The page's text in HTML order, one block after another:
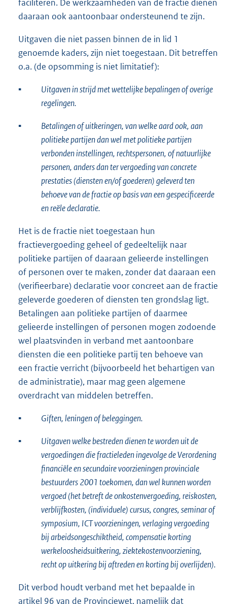
faciliteren. De werkzaamheden van de fractie dienen
daaraan ook aantoonbaar ondersteu­nend te zijn.
Uitgaven die niet passen binnen de in lid 1
genoemde kaders, zijn niet toegestaan. Dit betreffen
o.a. (de opsomming is niet limitatief):
▪︎
Uitgaven in strijd met wettelijke bepalingen of overige
regelingen.
▪︎
Betalingen of uitkeringen, van welke aard ook, aan
politieke partijen dan wel met politieke partijen
verbonden instellingen, rechtspersonen, of natuurlijke
personen, anders dan ter vergoeding van concrete
prestaties (diensten en/of goederen) geleverd ten
behoeve van de fractie op basis van een gespecificeerde
en reële declaratie.
Het is de fractie niet toegestaan hun
fractievergoeding geheel of gedeeltelijk naar
politieke partijen of daaraan gelieerde instellingen
of personen over te maken, zonder dat daaraan een
(verifieerbare) declaratie voor concreet aan de fractie
geleverde goederen of diensten ten grondslag ligt.
Betalingen aan politieke partijen of daar­mee
gelieerde instellingen of personen mogen zodoende
wel plaatsvinden in verband met aan­toonbare
diensten die een politieke partij ten behoeve van
een fractie verricht (bijvoorbeeld het behartigen van
de administratie), maar mag geen algemene
overdracht van middelen betreffen.
▪︎ Giften, leningen of beleggingen.
▪︎
Uitgaven welke bestreden dienen te worden uit de
vergoedingen die fractieleden ingevolge de Verordening
financiële en secundaire voorzieningen provinciale
bestuurders 2001 toekomen, dan wel kunnen worden
vergoed (het betreft de onkostenvergoeding, reiskosten,
verblijfkosten, (individuele) cursus, congres, seminar of
symposium, ICT voorzieningen, verlaging vergoeding
bij arbeidsongeschiktheid, compensatie korting
werkeloosheidsuitkering, ziektekostenvoorziening,
recht op uitkering bij aftreden en korting bij overlijden).
Dit verbod houdt verband met het bepaalde in
artikel 96 van de Provinciewet, namelijk dat